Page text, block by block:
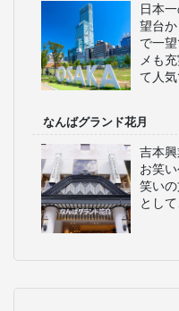
の写
には
びます
ユニバーサルスタジオジ
映画の
充実
に人
体験
海遊館
世界